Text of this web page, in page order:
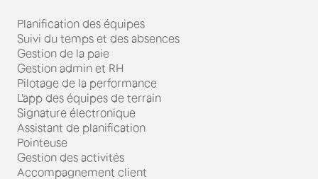
Planification des équipes
Suivi du temps et des absences
Gestion de la paie
Gestion admin et RH
Pilotage de la performance
L'app des équipes de terrain
Signature électronique
Assistant de planification
Pointeuse
Gestion des activités
Accompagnement client